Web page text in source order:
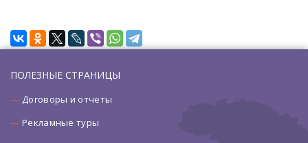
ПОЛЕЗНЫЕ СТРАНИЦЫ
Договоры и отчеты
Рекламные туры